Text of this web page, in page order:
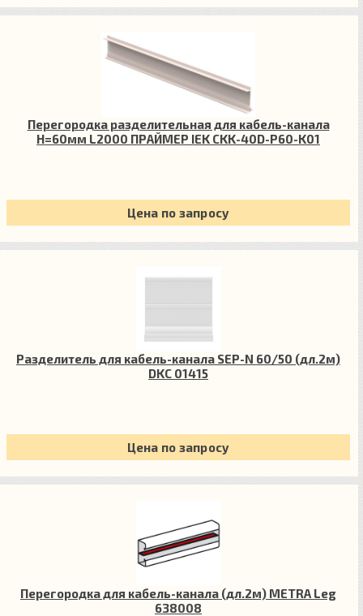
Перегородка разделительная для кабель-канала
H=60мм L2000 ПРАЙМЕР IEK CKK-40D-P60-K01
Цена по запросу
Разделитель для кабель-канала SEP-N 60/50 (дл.2м)
DKC 01415
Цена по запросу
Перегородка для кабель-канала (дл.2м) METRA Leg
638008